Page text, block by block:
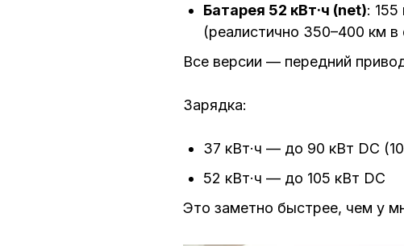
Батарея 52 кВт·ч (net):
(реалистично 350–400 км
Все версии — передний
Зарядка:
37 кВт·ч — до 90 кВт DC
52 кВт·ч — до 105 кВт DC
Это заметно быстрее, чем у